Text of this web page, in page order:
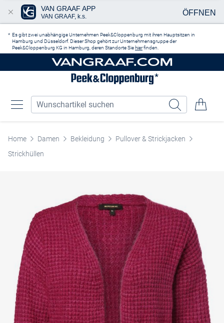
Es gibt zwei unabhängige Unternehmen Peek&Cloppenburg mit ihren Hauptsitzen in
Hamburg und Düsseldorf. Dieser Shop gehört zur Unternehmensgruppe der
Peek&Cloppenburg KG in Hamburg, deren Standorte Sie hierfinden.
Home Damen Bekleidung
Pullover & Strickjacken
Strickhüllen
VAN GRAAF APP
VAN GRAAF, k.s. ÖFFNEN